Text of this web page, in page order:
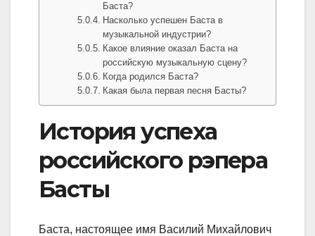
Баста?
Насколько успешен Баста в
музыкальной индустрии?
Какое влияние оказал Баста на
российскую музыкальную сцену?
Когда родился Баста?
Какая была первая песня Басты?
История успеха
российского рэпера
Басты
Баста, настоящее имя Василий Михайлович